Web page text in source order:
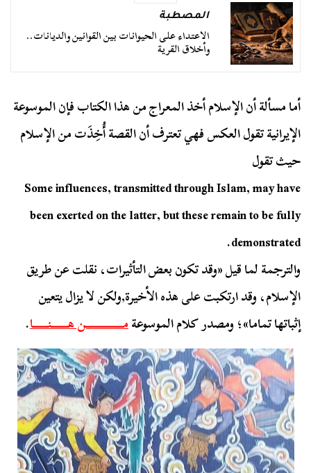
المصطبة
الاعتداء على الحيوانات بين القوانين والديانات..
وأخلاق القرية
أما مسألة أن الإسلام أخذ المعراج من هذا الكتاب فإن الموسوعة
الإيرانية تقول العكس فهي تعترف أن القصة أُخِذَت من الإسلام
حيث تقول
Some influences, transmitted through Islam, may have
been exerted on the latter, but these remain to be fully
demonstrated.
والترجمة لما قيل «وقد تكون بعض التأثيرات، نقلت عن طريق
الإسلام، وقد ارتكبت على هذه الأخيرة,ولكن لا يزال يتعين
إثباتها تماما»؛ ومصدر كلام الموسوعةمــــــــــــــــــن هــــــــنـــــــا.